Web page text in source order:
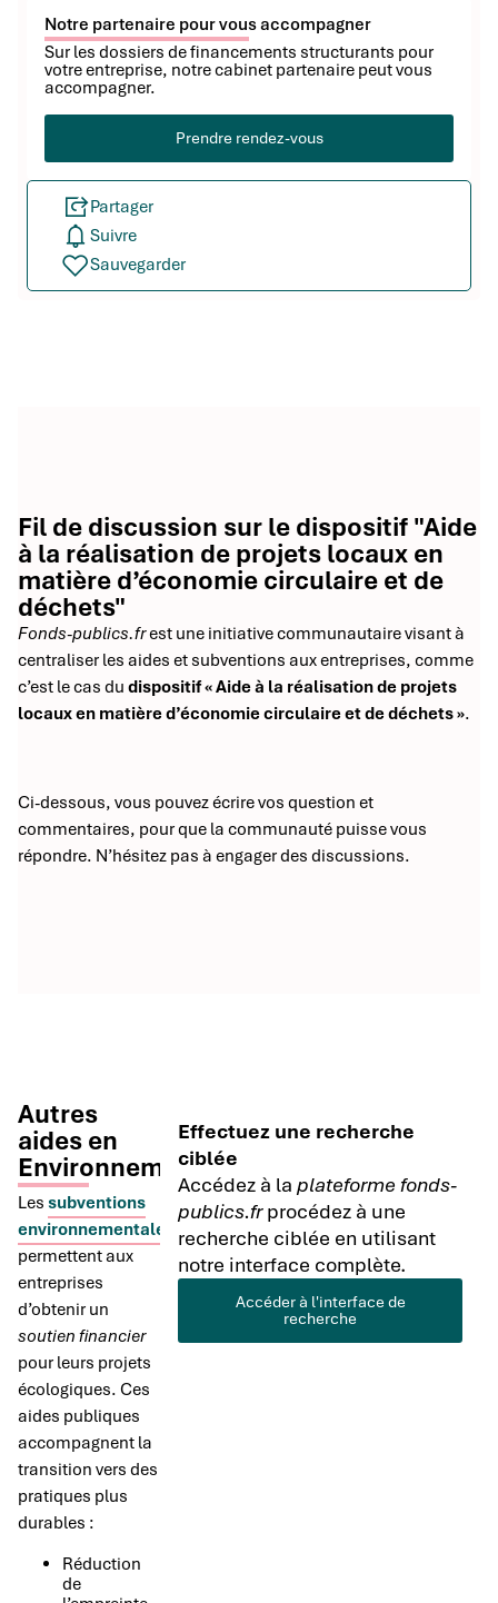
Notre partenaire pour vous accompagner
Sur les dossiers de financements structurants pour
votre entreprise, notre cabinet partenaire peut vous
accompagner.
Prendre rendez-vous
Partager
Suivre
Sauvegarder
Fil de discussion sur le dispositif "Aide
à la réalisation de projets locaux en
matière d’économie circulaire et de
déchets"
Fonds-publics.frest une initiative communautaire visant à
centraliser les aides et subventions aux entreprises, comme
c’est le cas du dispositif « Aide à la réalisation de projets
locaux en matière d’économie circulaire et de déchets ».
Ci-dessous, vous pouvez écrire vos question et
commentaires, pour que la communauté puisse vous
répondre. N’hésitez pas à engager des discussions.
Autres
aides en
Environnement
Les subventions
environnementales
permettent aux
entreprises
d’obtenir un
soutien financier
pour leurs projets
écologiques. Ces
aides publiques
accompagnent la
transition vers des
pratiques plus
durables :
Réduction
de
Effectuez une recherche
ciblée
Accédez à laplateforme fonds-
publics.frprocédez à une
recherche ciblée en utilisant
notre interface complète.
Accéder à l'interface de
recherche